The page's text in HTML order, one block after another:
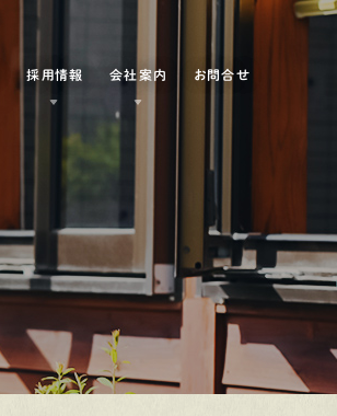
採用情報 会社案内 お問合せ